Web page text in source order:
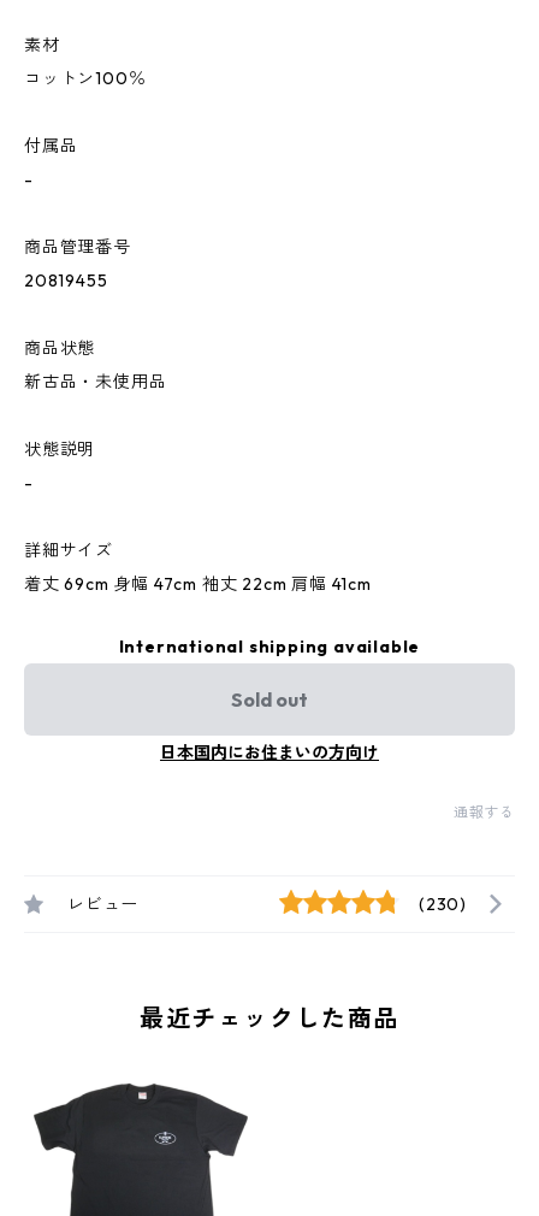
素材
コットン100％
付属品
-
商品管理番号
20819455
商品状態
新古品・未使用品
状態説明
-
詳細サイズ
着丈 69cm 身幅 47cm 袖丈 22cm 肩幅 41cm
International shipping available
Sold out
日本国内にお住まいの方向け
通報する
レビュー (230)
最近チェックした商品